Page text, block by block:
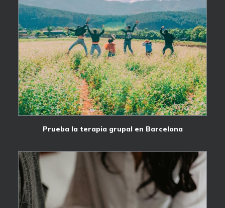
Prueba la terapia grupal en Barcelona